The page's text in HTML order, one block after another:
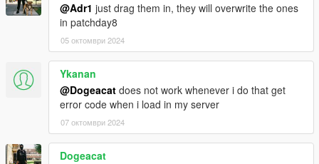
@Adr1 just drag them in, they will overwrite the ones
in patchday8
05 октомври 2024
Ykanan
@Dogeacat does not work whenever i do that get
error code when i load in my server
07 октомври 2024
Dogeacat